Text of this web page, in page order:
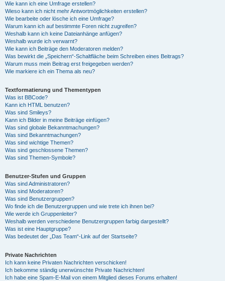
Wie kann ich eine Umfrage erstellen?
Wieso kann ich nicht mehr Antwortmöglichkeiten erstellen?
Wie bearbeite oder lösche ich eine Umfrage?
Warum kann ich auf bestimmte Foren nicht zugreifen?
Weshalb kann ich keine Dateianhänge anfügen?
Weshalb wurde ich verwarnt?
Wie kann ich Beiträge den Moderatoren melden?
Was bewirkt die „Speichern“-Schaltfläche beim Schreiben eines Beitrags?
Warum muss mein Beitrag erst freigegeben werden?
Wie markiere ich ein Thema als neu?
Textformatierung und Thementypen
Was ist BBCode?
Kann ich HTML benutzen?
Was sind Smileys?
Kann ich Bilder in meine Beiträge einfügen?
Was sind globale Bekanntmachungen?
Was sind Bekanntmachungen?
Was sind wichtige Themen?
Was sind geschlossene Themen?
Was sind Themen-Symbole?
Benutzer-Stufen und Gruppen
Was sind Administratoren?
Was sind Moderatoren?
Was sind Benutzergruppen?
Wo finde ich die Benutzergruppen und wie trete ich ihnen bei?
Wie werde ich Gruppenleiter?
Weshalb werden verschiedene Benutzergruppen farbig dargestellt?
Was ist eine Hauptgruppe?
Was bedeutet der „Das Team“-Link auf der Startseite?
Private Nachrichten
Ich kann keine Privaten Nachrichten verschicken!
Ich bekomme ständig unerwünschte Private Nachrichten!
Ich habe eine Spam-E-Mail von einem Mitglied dieses Forums erhalten!